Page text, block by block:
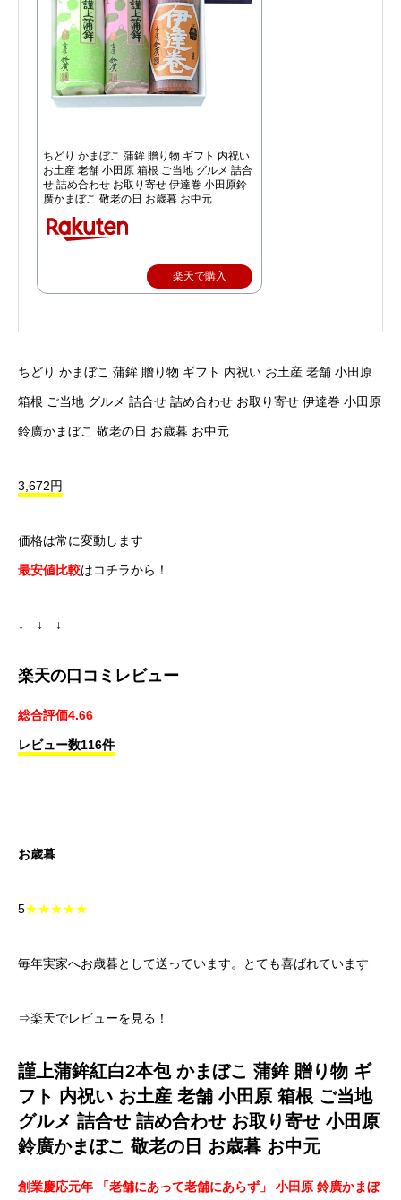
ちどり かまぼこ 蒲鉾 贈り物 ギフト 内祝い
お土産 老舗 小田原 箱根 ご当地 グルメ 詰合
せ 詰め合わせ お取り寄せ 伊達巻 小田原鈴
廣かまぼこ 敬老の日 お歳暮 お中元
楽天で購入
ちどり かまぼこ 蒲鉾 贈り物 ギフト 内祝い お土産 老舗 小田原
箱根 ご当地 グルメ 詰合せ 詰め合わせ お取り寄せ 伊達巻 小田原
鈴廣かまぼこ 敬老の日 お歳暮 お中元
3,672円
価格は常に変動します
最安値比較はコチラから！
↓ ↓ ↓
楽天の口コミレビュー
総合評価4.66
レビュー数116件
お歳暮
5★★★★★
毎年実家へお歳暮として送っています。とても喜ばれています
⇒楽天でレビューを見る！
謹上蒲鉾紅白2本包 かまぼこ 蒲鉾 贈り物 ギ
フト 内祝い お土産 老舗 小田原 箱根 ご当地
グルメ 詰合せ 詰め合わせ お取り寄せ 小田原
鈴廣かまぼこ 敬老の日 お歳暮 お中元
創業慶応元年 「老舗にあって老舗にあらず」 小田原 鈴廣かまぼ